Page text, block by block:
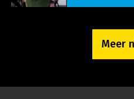
Meer